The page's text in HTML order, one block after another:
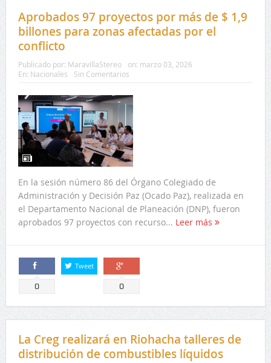
Aprobados 97 proyectos por más de $ 1,9
billones para zonas afectadas por el
conflicto
Publicado por: MaravillaStereo on: marzo 03, 2026
En: Nacionales Sin Comentarios
En la sesión número 86 del Órgano Colegiado de
Administración y Decisión Paz (Ocado Paz), realizada en
el Departamento Nacional de Planeación (DNP), fueron
aprobados 97 proyectos con recurso... Leer más
Comparte
0
Tweet
Comparte
0
La Creg realizará en Riohacha talleres de
distribución de combustibles líquidos